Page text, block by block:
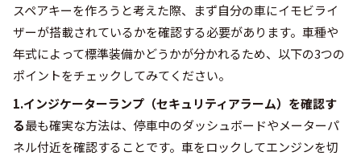
スペアキーを作ろうと考えた際、まず自分の車にイモビライ
ザーが搭載されているかを確認する必要があります。車種や
年式によって標準装備かどうかが分かれるため、以下の3つの
ポイントをチェックしてみてください。
1.インジケーターランプ（セキュリティアラーム）を確認す
る最も確実な方法は、停車中のダッシュボードやメーターパ
ネル付近を確認することです。車をロックしてエンジンを切